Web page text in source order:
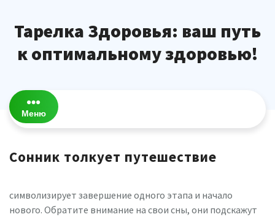
содержимому
Тарелка Здоровья: ваш путь
к оптимальному здоровью!
Меню
Сонник толкует путешествие
символизирует завершение одного этапа и начало
нового. Обратите внимание на свои сны, они подскажут